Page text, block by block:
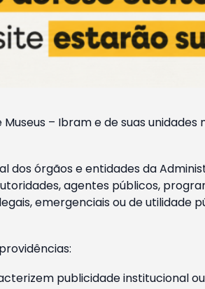
– Ibram e de suas
órgãos e entidades da
agentes públicos,
emergenciais ou de utilidade
publicidade institucional